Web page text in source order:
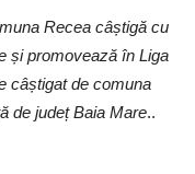
Recea câștigă cu
și promovează în Liga
câștigat de comuna
de județ Baia Mare..